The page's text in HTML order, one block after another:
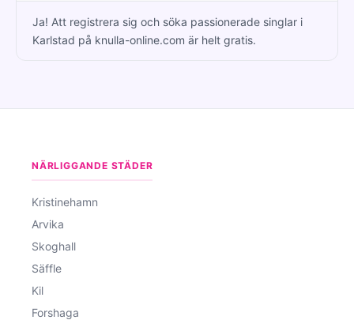
Ja! Att registrera sig och söka passionerade singlar i
Karlstad på knulla-online.com är helt gratis.
NÄRLIGGANDE STÄDER
Kristinehamn
Arvika
Skoghall
Säffle
Kil
Forshaga